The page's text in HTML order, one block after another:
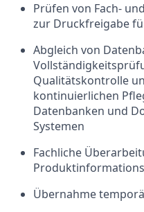
Prüfen von Fach- und
zur Druckfreigabe
Abgleich von
Qualitätskontrolle
kontinuierlichen
Datenbanken und
Systemen
Fachliche
Übernahme